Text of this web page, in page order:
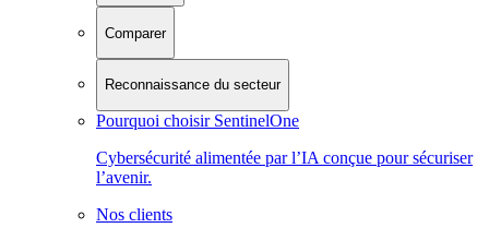
Comparer
Reconnaissance du secteur
Pourquoi choisir SentinelOne
Cybersécurité alimentée par l’IA conçue pour sécuriser
l’avenir.
Nos clients